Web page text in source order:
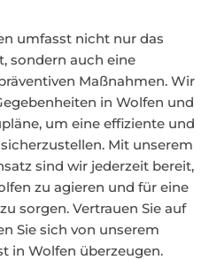
umfasst nicht nur das
sondern auch eine
Maßnahmen. Wir
in Wolfen und
um eine effiziente und
Mit unserem
sind wir jederzeit bereit,
zu agieren und für eine
sorgen. Vertrauen Sie auf
Sie sich von unserem
in Wolfen überzeugen.